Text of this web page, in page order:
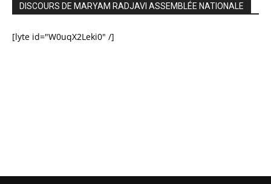
DISCOURS DE MARYAM RADJAVI ASSEMBLÉE NATIONALE
[lyte id="W0uqX2Leki0" /]